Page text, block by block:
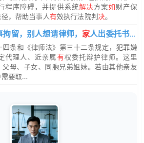
程序障碍，并提供系统解决方案如财产保
，帮助当事人有效执行法院判决。
留，别人想请律师， 家人出委托书吗
四条和《律师法》第三十二条规定，犯罪嫌
代理人、近亲属有权委托辩护律师。这里
母、子女、同胞兄弟姐妹。若由其他亲友
要取...